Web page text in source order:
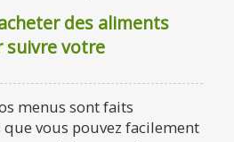
des aliments
suivre votre
menus sont faits
vous pouvez facilement